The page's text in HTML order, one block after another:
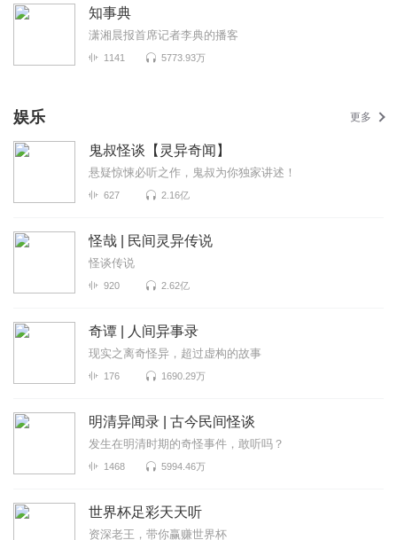
知事典
潇湘晨报首席记者李典的播客
1141 5773.93万
娱乐 更多
鬼叔怪谈【灵异奇闻】
悬疑惊悚必听之作，鬼叔为你独家讲述！
627 2.16亿
怪哉 | 民间灵异传说
怪谈传说
920 2.62亿
奇谭 | 人间异事录
现实之离奇怪异，超过虚构的故事
176 1690.29万
明清异闻录 | 古今民间怪谈
发生在明清时期的奇怪事件，敢听吗？
1468 5994.46万
世界杯足彩天天听
资深老王，带你赢赚世界杯